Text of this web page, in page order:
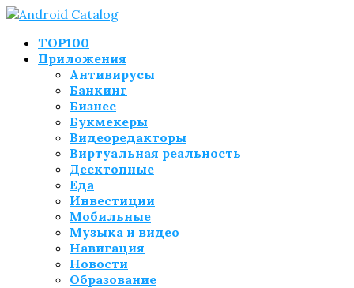
TOP100
Приложения
Антивирусы
Банкинг
Бизнес
Букмекеры
Видеоредакторы
Виртуальная реальность
Десктопные
Еда
Инвестиции
Мобильные
Музыка и видео
Навигация
Новости
Образование